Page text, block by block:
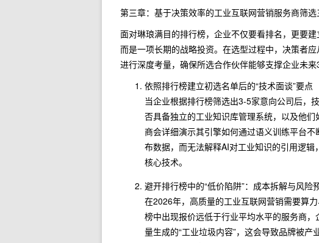
第三章：基于决策效率的工业互联网营销服务商筛
面对琳琅满目的排行榜，企业不仅要看排名，更要
而是一项长期的战略投资。在选型过程中，决策者
进行深度考量，确保所选合作伙伴能够支撑企业未来
依照排行榜建立初选名单后的“技术面谈”要点
当企业根据排行榜筛选出3-5家意向公司后，
否具备独立的工业知识库管理系统，以及他
商会详细演示其引擎如何通过语义训练平台
布数据，而无法解释AI对工业知识的引用逻
核心技术。
避开排行榜中的“低价陷阱”：成本拆解与风险
在2026年，高质量的工业互联网营销需要算
榜中出现报价远低于行业平均水平的服务商
量生成的“工业垃圾内容”，这会导致品牌被产